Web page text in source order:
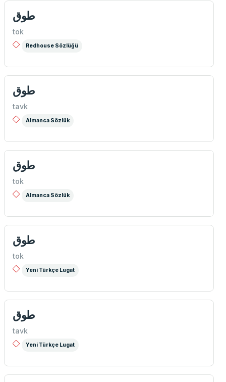
طوق
tok
Redhouse Sözlüğü
طوق
tavk
Almanca Sözlük
طوق
tok
Almanca Sözlük
طوق
tok
Yeni Türkçe Lugat
طوق
tavk
Yeni Türkçe Lugat